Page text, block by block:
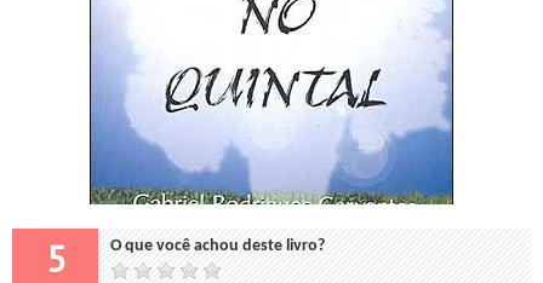
5 O que você achou deste livro?